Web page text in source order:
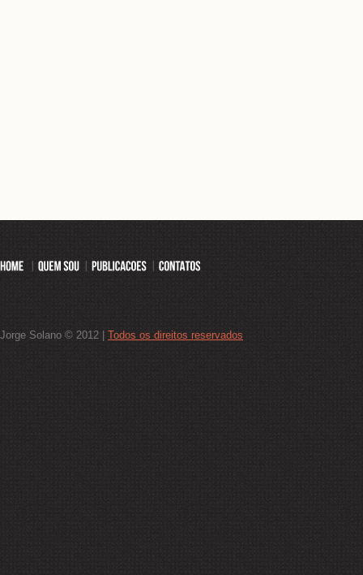
Jorge Solano © 2012 | Todos os direitos reservados